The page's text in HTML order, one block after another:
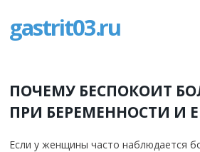
gastrit03.ru
ПОЧЕМУ БЕСПОКОИТ
ПРИ БЕРЕМЕННОСТИ И
Если у женщины часто наблюдается